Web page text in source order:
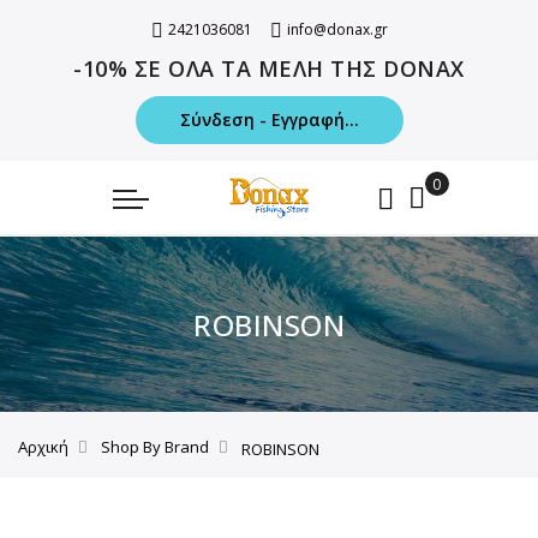
2421036081 info@donax.gr
-10% ΣΕ ΟΛΑ ΤΑ ΜΕΛΗ ΤΗΣ DONAX
Σύνδεση - Εγγραφή...
ROBINSON
Αρχική Shop By Brand ROBINSON